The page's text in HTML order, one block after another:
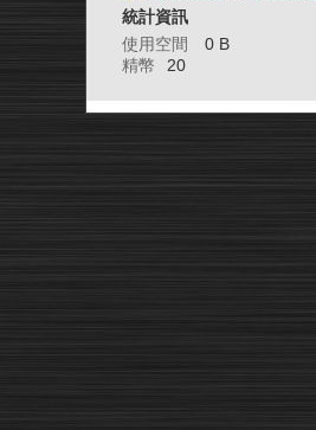
統計資訊
使用空間
0 B
精幣
20